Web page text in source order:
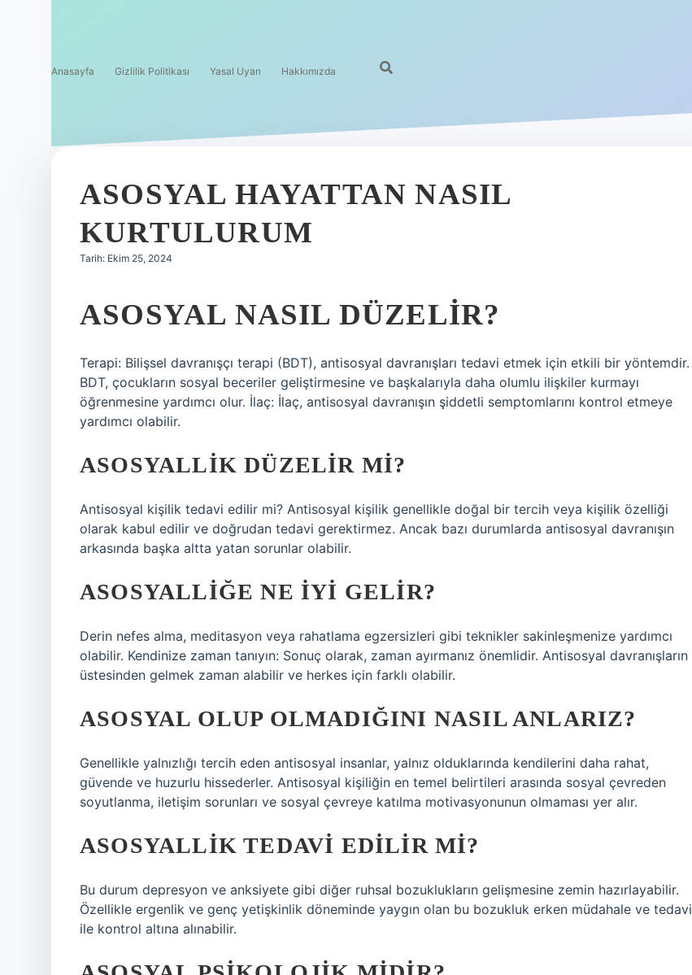
Anasayfa Gizlilik Politikası Yasal Uyarı Hakkımızda
ASOSYAL HAYATTAN NASIL
KURTULURUM
Tarih: Ekim 25, 2024
ASOSYAL NASIL DÜZELIR?
Terapi: Bilişsel davranışçı terapi (BDT), antisosyal davranışları tedavi etmek için etkili bir yöntemdir.
BDT, çocukların sosyal beceriler geliştirmesine ve başkalarıyla daha olumlu ilişkiler kurmayı
öğrenmesine yardımcı olur. İlaç: İlaç, antisosyal davranışın şiddetli semptomlarını kontrol etmeye
yardımcı olabilir.
ASOSYALLIK DÜZELIR MI?
Antisosyal kişilik tedavi edilir mi? Antisosyal kişilik genellikle doğal bir tercih veya kişilik özelliği
olarak kabul edilir ve doğrudan tedavi gerektirmez. Ancak bazı durumlarda antisosyal davranışın
arkasında başka altta yatan sorunlar olabilir.
ASOSYALLIĞE NE IYI GELIR?
Derin nefes alma, meditasyon veya rahatlama egzersizleri gibi teknikler sakinleşmenize yardımcı
olabilir. Kendinize zaman tanıyın: Sonuç olarak, zaman ayırmanız önemlidir. Antisosyal davranışların
üstesinden gelmek zaman alabilir ve herkes için farklı olabilir.
ASOSYAL OLUP OLMADIĞINI NASIL ANLARIZ?
Genellikle yalnızlığı tercih eden antisosyal insanlar, yalnız olduklarında kendilerini daha rahat,
güvende ve huzurlu hissederler. Antisosyal kişiliğin en temel belirtileri arasında sosyal çevreden
soyutlanma, iletişim sorunları ve sosyal çevreye katılma motivasyonunun olmaması yer alır.
ASOSYALLIK TEDAVI EDILIR MI?
Bu durum depresyon ve anksiyete gibi diğer ruhsal bozuklukların gelişmesine zemin hazırlayabilir.
Özellikle ergenlik ve genç yetişkinlik döneminde yaygın olan bu bozukluk erken müdahale ve tedavi
ile kontrol altına alınabilir.